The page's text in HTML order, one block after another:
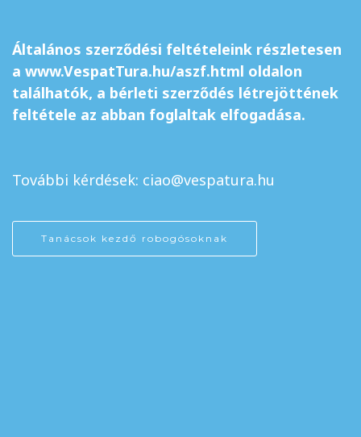
Általános szerződési feltételeink részletesen
a www.VespatTura.hu/aszf.html oldalon
találhatók, a bérleti szerződés létrejöttének
feltétele az abban foglaltak elfogadása.
További kérdések: ciao@vespatura.hu
Tanácsok kezdő robogósoknak